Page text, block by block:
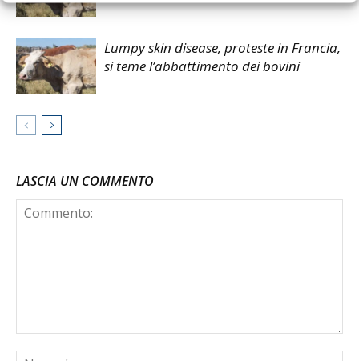
Lumpy skin disease, proteste in Francia,
si teme l’abbattimento dei bovini
LASCIA UN COMMENTO